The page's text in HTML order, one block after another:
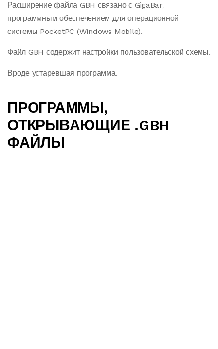
Расширение файла GBH связано с GigaBar,
программным обеспечением для операционной
системы PocketPC (Windows Mobile).
Файл GBH содержит настройки пользовательской схемы.
Вроде устаревшая программа.
ПРОГРАММЫ,
ОТКРЫВАЮЩИЕ .GBH
ФАЙЛЫ